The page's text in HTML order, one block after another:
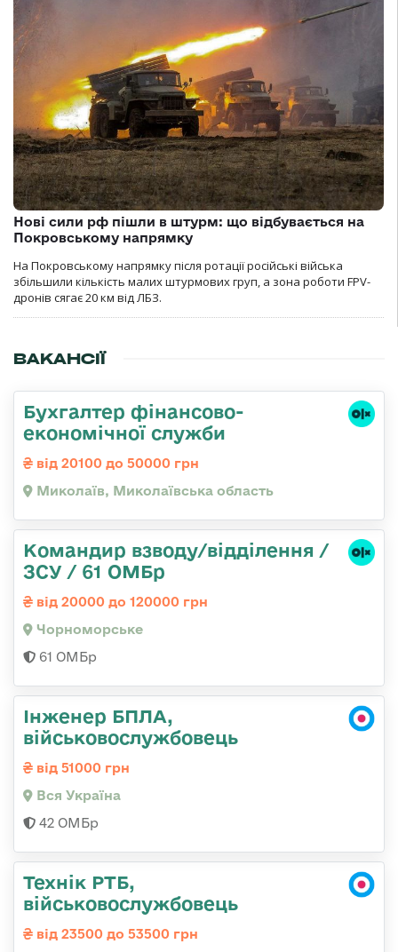
Нові сили рф пішли в штурм: що відбувається на
Покровському напрямку
На Покровському напрямку після ротації російські війська
збільшили кількість малих штурмових груп, а зона роботи FPV-
дронів сягає 20 км від ЛБЗ.
ВАКАНСІЇ
Бухгалтер фінансово-
економічної служби
від 20100 до 50000 грн
Миколаїв, Миколаївська область
Командир взводу/відділення /
ЗСУ / 61 ОМБр
від 20000 до 120000 грн
Чорноморське
61 ОМБр
Інженер БПЛА,
військовослужбовець
від 51000 грн
Вся Україна
42 ОМБр
Технік РТБ,
військовослужбовець
від 23500 до 53500 грн